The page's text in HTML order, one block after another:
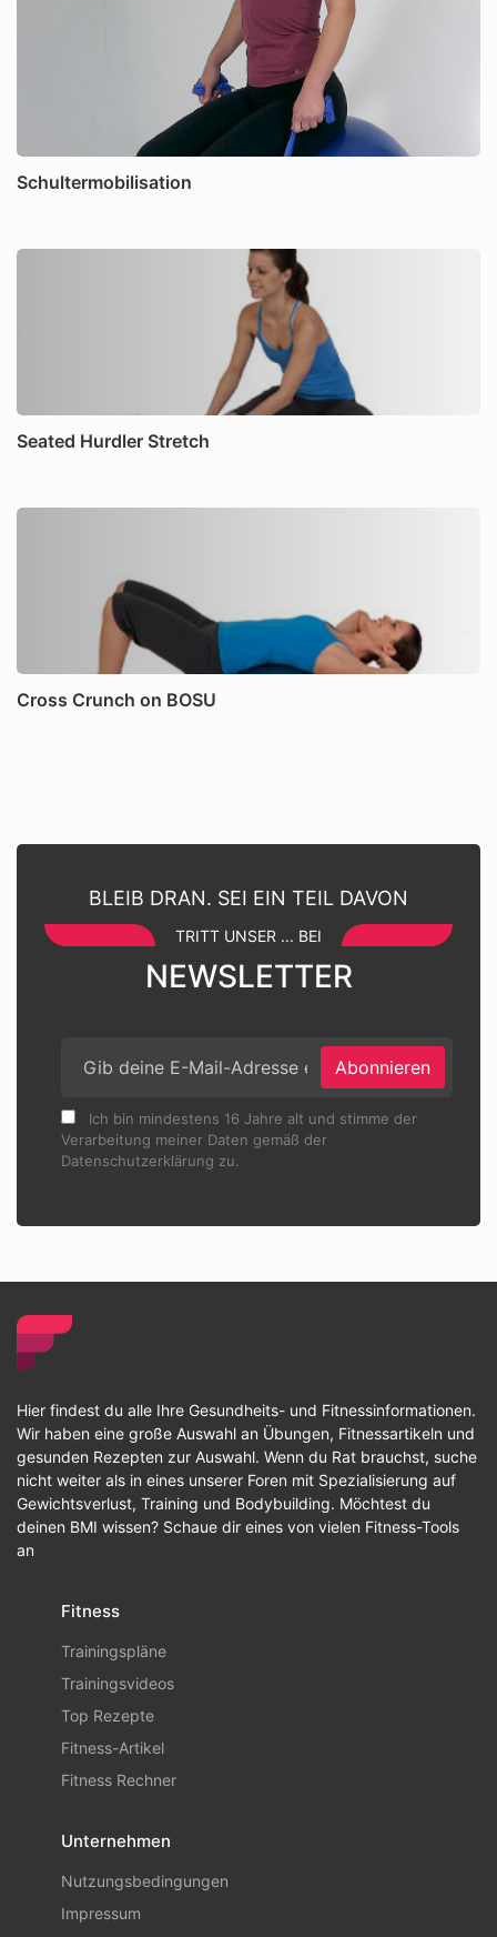
Schultermobilisation
Seated Hurdler Stretch
Cross Crunch on BOSU
BLEIB DRAN. SEI EIN TEIL DAVON
TRITT UNSER ... BEI
NEWSLETTER
Abonnieren
Ich bin mindestens 16 Jahre alt und stimme der
Verarbeitung meiner Daten gemäß der
Datenschutzerklärung zu.
Hier findest du alle Ihre Gesundheits- und Fitnessinformationen.
Wir haben eine große Auswahl an Übungen, Fitnessartikeln und
gesunden Rezepten zur Auswahl. Wenn du Rat brauchst, suche
nicht weiter als in eines unserer Foren mit Spezialisierung auf
Gewichtsverlust, Training und Bodybuilding. Möchtest du
deinen BMI wissen? Schaue dir eines von vielen Fitness-Tools
an
Fitness
Trainingspläne
Trainingsvideos
Top Rezepte
Fitness-Artikel
Fitness Rechner
Unternehmen
Nutzungsbedingungen
Impressum